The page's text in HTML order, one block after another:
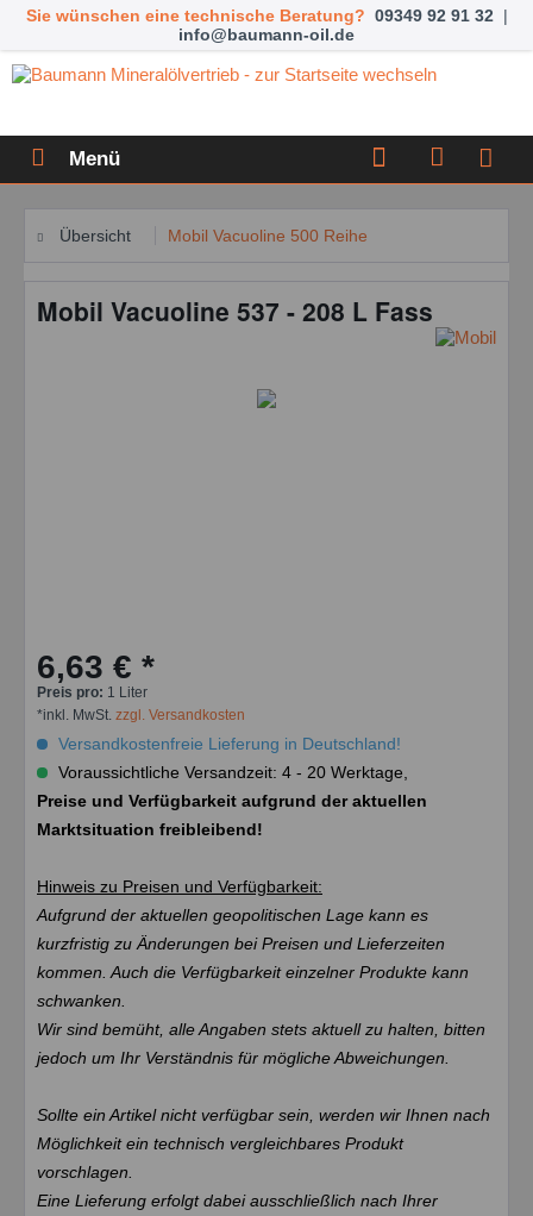
Sie wünschen eine technische Beratung? 09349 92 91 32 |
info@baumann-oil.de
Menü
Übersicht Mobil Vacuoline 500 Reihe
Mobil Vacuoline 537 - 208 L Fass
6,63 € *
Preis pro: 1 Liter
*inkl. MwSt. zzgl. Versandkosten
Versandkostenfreie Lieferung in Deutschland!
Voraussichtliche Versandzeit: 4 - 20 Werktage,
Preise und Verfügbarkeit aufgrund der aktuellen
Marktsituation freibleibend!
Hinweis zu Preisen und Verfügbarkeit:
Aufgrund der aktuellen geopolitischen Lage kann es
kurzfristig zu Änderungen bei Preisen und Lieferzeiten
kommen. Auch die Verfügbarkeit einzelner Produkte kann
schwanken.
Wir sind bemüht, alle Angaben stets aktuell zu halten, bitten
jedoch um Ihr Verständnis für mögliche Abweichungen.
Sollte ein Artikel nicht verfügbar sein, werden wir Ihnen nach
Möglichkeit ein technisch vergleichbares Produkt
vorschlagen.
Eine Lieferung erfolgt dabei ausschließlich nach Ihrer